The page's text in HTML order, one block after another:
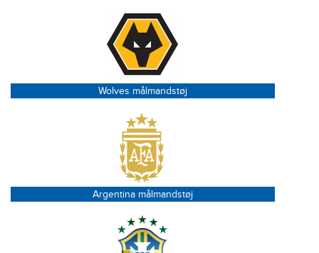
Wolves målmandstøj
Argentina målmandstøj